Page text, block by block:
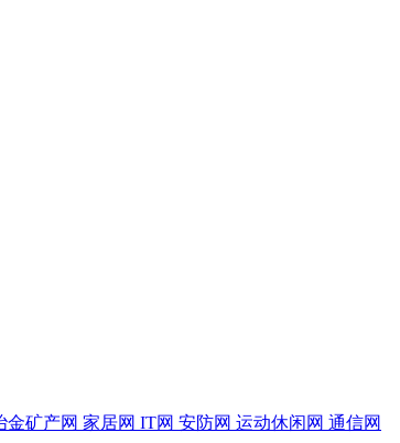
金矿产网 家居网 IT网 安防网 运动休闲网 通信网